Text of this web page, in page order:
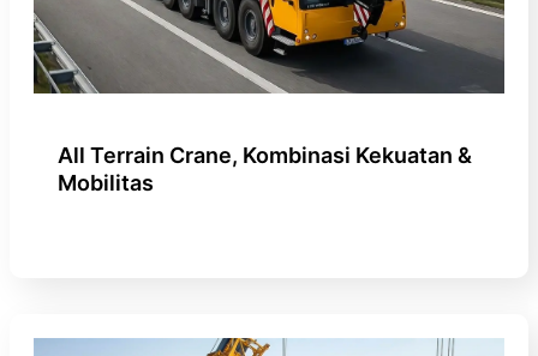
All Terrain Crane, Kombinasi Kekuatan &
Mobilitas